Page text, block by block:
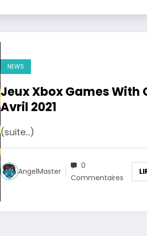
NEWS
Jeux Xbox Games With
Avril 2021
(suite…)
AngelMaster
0
Commentaires